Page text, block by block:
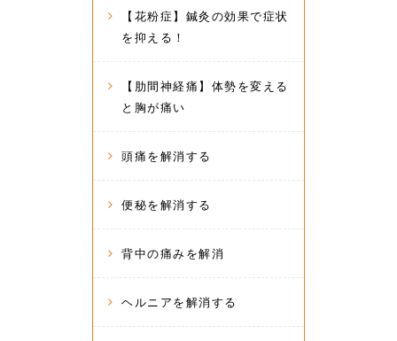
【花粉症】鍼灸の効果で症状
を抑える！
【肋間神経痛】体勢を変える
と胸が痛い
頭痛を解消する
便秘を解消する
背中の痛みを解消
ヘルニアを解消する